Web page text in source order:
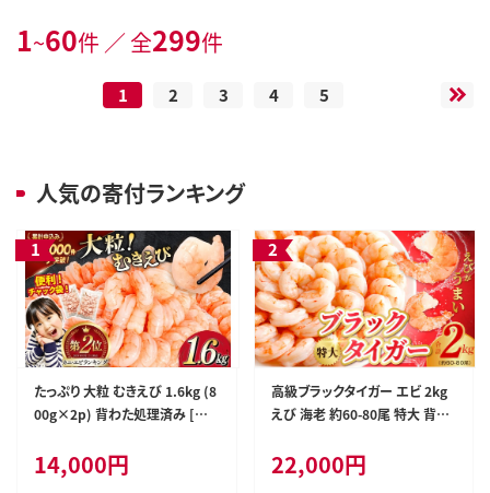
1~60件 ／ 全299件
1 2 3 4 5
人気の寄付ランキング
たっぷり 大粒 むきえび 1.6kg (8
00g×2p) 背わた処理済み [カ
351] えび 冷凍 剥き海老 むきエ
ビ 海鮮 業務用 バラ凍結 剥きえ
14,000円
高級ブラックタイガー エビ 2kg
えび 海老 約60-80尾 特大 背ワ
22,000円